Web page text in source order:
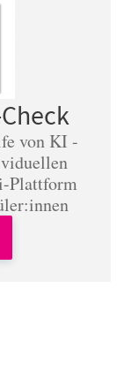
von KI -
Plattform